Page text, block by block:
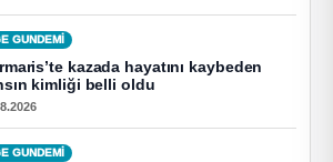
GUNDEMİ
kazada hayatını kaybeden
kimliği belli oldu
GUNDEMİ